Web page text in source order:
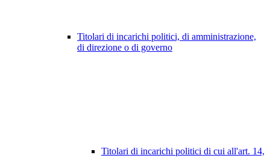
Titolari di incarichi politici, di amministrazione,
di direzione o di governo
Titolari di incarichi politici di cui all'art. 14,